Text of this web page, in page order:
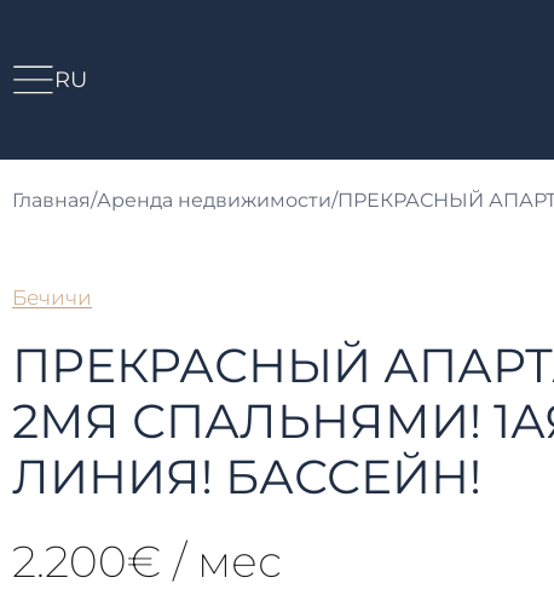
RU
Главная/Аренда недвижимости/ПРЕКРАСНЫЙ
Бечичи
ПРЕКРАСНЫЙ
2МЯ СПАЛЬНЯМИ!
ЛИНИЯ! БАССЕЙН!
2.200€ / мес